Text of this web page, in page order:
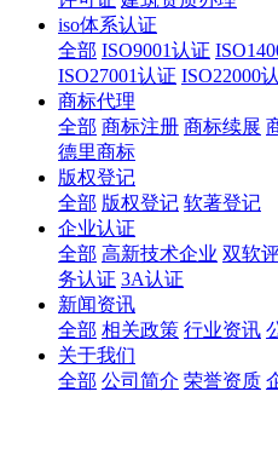
iso体系认证
全部 ISO9001认证
ISO27001认证 ISO22000
商标代理
全部 商标注册 商标续展
德里商标
版权登记
全部 版权登记 软著登记
企业认证
全部 高新技术企业 双软
务认证 3A认证
新闻资讯
全部 相关政策 行业资讯
关于我们
全部 公司简介 荣誉资质